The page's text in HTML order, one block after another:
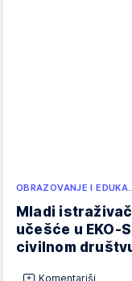
OBRAZOVANJE I EDUKA…
Mladi
učešće u EKO-
civilnom
Komentariši